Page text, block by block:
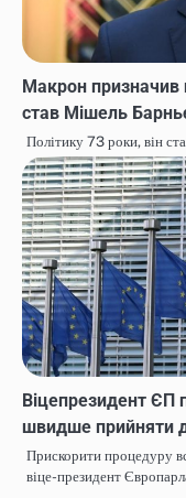
Макрон призначив
став Мішель
Політику 73 роки, він
Віцепрезидент ЄП
швидше прийняти
Прискорити процедуру
віце-президент